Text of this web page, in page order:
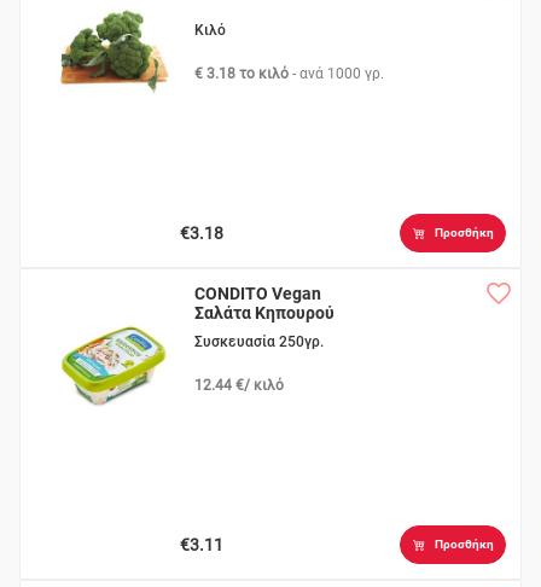
Κιλό
€ 3.18 το κιλό - ανά 1000 γρ.
€3.18 Προσθήκη
CONDITO Vegan
Σαλάτα Κηπουρού
Συσκευασία 250γρ.
12.44 €/ κιλό
€3.11 Προσθήκη